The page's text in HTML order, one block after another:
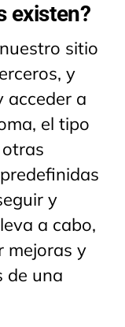
existen?
sitio
y
acceder a
el tipo
y
a cabo,
mejoras y
de una